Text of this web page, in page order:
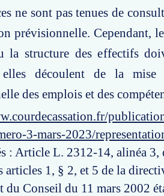
ne sont pas tenues de
prévisionnelle. Cependant,
la structure des effectifs
découlent de la
des emplois et des
3-mars-2023/
: Article L. 2312-14, alinéa
articles 1, § 2, et 5 de la
du Conseil du 11 mars 2002